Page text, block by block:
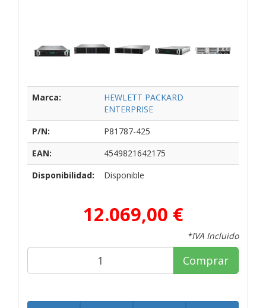
Marca:
HEWLETT PACKARD
ENTERPRISE
P/N:
P81787-425
EAN:
4549821642175
Disponibilidad:
Disponible
12.069,00 €
*IVA Incluido
Comprar